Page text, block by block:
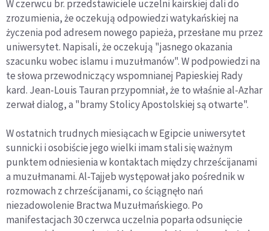
W czerwcu br. przedstawiciele uczelni kairskiej dali do
zrozumienia, że oczekują odpowiedzi watykańskiej na
życzenia pod adresem nowego papieża, przesłane mu przez
uniwersytet. Napisali, że oczekują "jasnego okazania
szacunku wobec islamu i muzułmanów". W podpowiedzi na
te słowa przewodniczący wspomnianej Papieskiej Rady
kard. Jean-Louis Tauran przypomniał, że to właśnie al-Azhar
zerwał dialog, a "bramy Stolicy Apostolskiej są otwarte".
W ostatnich trudnych miesiącach w Egipcie uniwersytet
sunnicki i osobiście jego wielki imam stali się ważnym
punktem odniesienia w kontaktach między chrześcijanami
a muzułmanami. Al-Tajjeb występował jako pośrednik w
rozmowach z chrześcijanami, co ściągnęło nań
niezadowolenie Bractwa Muzułmańskiego. Po
manifestacjach 30 czerwca uczelnia poparła odsunięcie